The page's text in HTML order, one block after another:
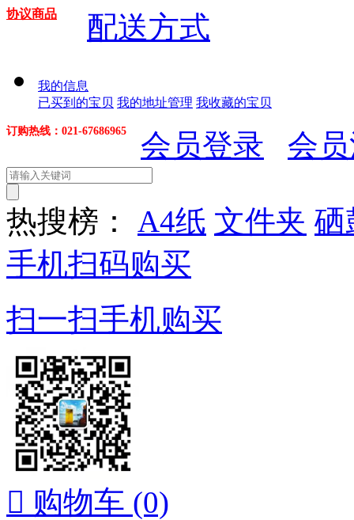
协议商品 配送方式
我的信息
已买到的宝贝 我的地址管理 我收藏的宝贝
订购热线：021-67686965 会员登录 会
热搜榜： A4纸 文件夹 硒
手机扫码购买
扫一扫手机购买
 购物车 (0)